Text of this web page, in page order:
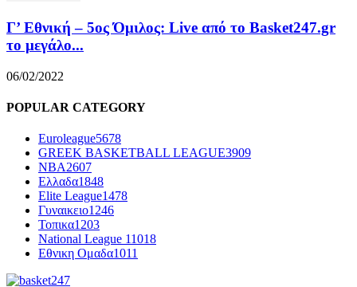
Γ’ Εθνική – 5ος Όμιλος: Live από το Basket247.gr
το μεγάλο...
06/02/2022
POPULAR CATEGORY
Euroleague5678
GREEK BASKETBALL LEAGUE3909
NBA2607
Ελλαδα1848
Elite League1478
Γυναικειο1246
Τοπικα1203
National League 11018
Εθνικη Ομαδα1011